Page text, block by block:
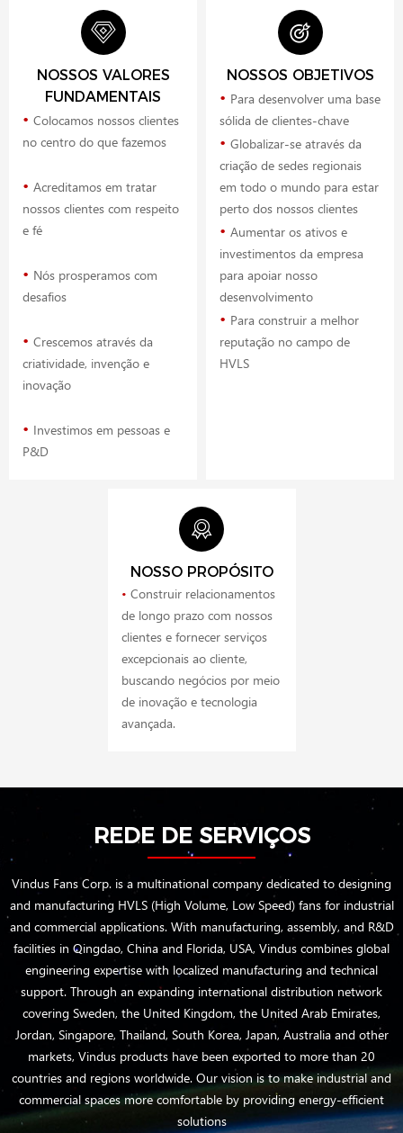
NOSSOS VALORES
FUNDAMENTAIS
• Colocamos nossos clientes
no centro do que fazemos
• Acreditamos em tratar
nossos clientes com respeito
e fé
• Nós prosperamos com
desafios
• Crescemos através da
criatividade, invenção e
inovação
• Investimos em pessoas e
P&D
NOSSOS OBJETIVOS
• Para desenvolver uma base
sólida de clientes-chave
• Globalizar-se através da
criação de sedes regionais
em todo o mundo para estar
perto dos nossos clientes
• Aumentar os ativos e
investimentos da empresa
para apoiar nosso
desenvolvimento
• Para construir a melhor
reputação no campo de
HVLS
NOSSO PROPÓSITO
• Construir relacionamentos
de longo prazo com nossos
clientes e fornecer serviços
excepcionais ao cliente,
buscando negócios por meio
de inovação e tecnologia
avançada.
REDE DE SERVIÇOS
Vindus Fans Corp. is a multinational company dedicated to designing
and manufacturing HVLS (High Volume, Low Speed) fans for industrial
and commercial applications. With manufacturing, assembly, and R&D
facilities in Qingdao, China and Florida, USA, Vindus combines global
engineering expertise with localized manufacturing and technical
support. Through an expanding international distribution network
covering Sweden, the United Kingdom, the United Arab Emirates,
Jordan, Singapore, Thailand, South Korea, Japan, Australia and other
markets, Vindus products have been exported to more than 20
countries and regions worldwide. Our vision is to make industrial and
commercial spaces more comfortable by providing energy-efficient
solutions